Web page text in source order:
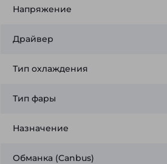
Напряжение
Драйвер
Тип охлаждения
Тип фары
Назначение
Обманка (Canbus)